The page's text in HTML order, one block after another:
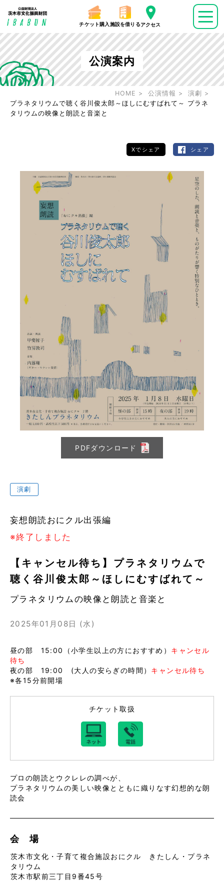
チケット購入 施設を借りるアクセス
公演案内
HOME 公演情報
演劇
プラネタリウムで聴く谷川俊太郎～ほしにむすばれて～ プラネ
タリウムの映像と朗読と音楽と
Xでシェア シェア
PDFダウンロード
演劇
妄想朗読おにクル出張編
※終了しました
【キャンセル待ち】プラネタリウムで
聴く谷川俊太郎～ほしにむすばれて～
プラネタリウムの映像と朗読と音楽と
2025年01月08日 (水)
昼の部 15:00（小学生以上の方におすすめ） キャンセル
待ち
夜の部 19:00 (大人の安らぎの時間） キャンセル待ち
※各15分前開場
チケット取扱
プロの朗読とウクレレの調べが、
プラネタリウムの美しい映像とともに織りなす幻想的な朗
読会
会 場
茨木市文化・子育て複合施設おにクル きたしん・プラネ
タリウム
茨木市駅前三丁目9番45号